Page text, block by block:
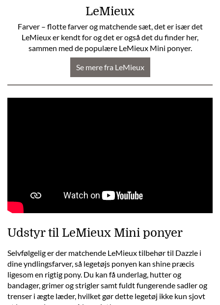
LeMieux
Farver – flotte farver og matchende sæt, det er især det
LeMieux er kendt for og det er også det du finder her,
sammen med de populære LeMieux Mini ponyer.
Se mere fra LeMieux
Udstyr til LeMieux Mini ponyer
Selvfølgelig er der matchende LeMieux tilbehør til Dazzle i
dine yndlingsfarver, så legetøjs ponyen kan shine præcis
ligesom en rigtig pony. Du kan få underlag, hutter og
bandager, grimer og strigler samt fuldt fungerende sadler og
trenser i ægte læder, hvilket gør dette legetøj ikke kun sjovt